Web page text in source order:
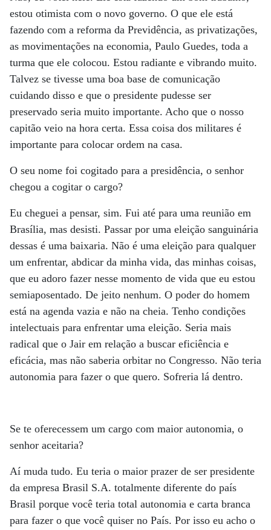
estou otimista com o novo governo. O que ele está
fazendo com a reforma da Previdência, as privatizações,
as movimentações na economia, Paulo Guedes, toda a
turma que ele colocou. Estou radiante e vibrando muito.
Talvez se tivesse uma boa base de comunicação
cuidando disso e que o presidente pudesse ser
preservado seria muito importante. Acho que o nosso
capitão veio na hora certa. Essa coisa dos militares é
importante para colocar ordem na casa.
O seu nome foi cogitado para a presidência, o senhor
chegou a cogitar o cargo?
Eu cheguei a pensar, sim. Fui até para uma reunião em
Brasília, mas desisti. Passar por uma eleição sanguinária
dessas é uma baixaria. Não é uma eleição para qualquer
um enfrentar, abdicar da minha vida, das minhas coisas,
que eu adoro fazer nesse momento de vida que eu estou
semiaposentado. De jeito nenhum. O poder do homem
está na agenda vazia e não na cheia. Tenho condições
intelectuais para enfrentar uma eleição. Seria mais
radical que o Jair em relação a buscar eficiência e
eficácia, mas não saberia orbitar no Congresso. Não teria
autonomia para fazer o que quero. Sofreria lá dentro.
Se te oferecessem um cargo com maior autonomia, o
senhor aceitaria?
Aí muda tudo. Eu teria o maior prazer de ser presidente
da empresa Brasil S.A. totalmente diferente do país
Brasil porque você teria total autonomia e carta branca
para fazer o que você quiser no País. Por isso eu acho o